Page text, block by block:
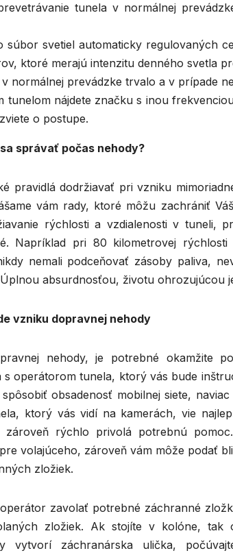
tunela v normálnej
súbor svetiel automaticky regulovaných
ktoré merajú intenzitu denného svetla
normálnej prevádzke trvalo a v prípade
tunelom nájdete značku s inou
o postupe.
správať počas nehody?
pravidlá dodržiavať pri vzniku
vám rady, ktoré môžu zachrániť
rýchlosti a vzdialenosti v tuneli,
Napríklad pri 80 kilometrovej
nemali podceňovať zásoby paliva,
absurdnosťou, životu ohrozujúcou
vzniku dopravnej nehody
nehody, je potrebné okamžite
s operátorom tunela, ktorý vás bude
obsadenosť mobilnej siete,
ktorý vás vidí na kamerách, vie
rýchlo privolá potrebnú
volajúceho, zároveň vám môže podať
zložiek.
zavolať potrebné záchranné
zložiek. Ak stojíte v kolóne, tak
vytvorí záchranárska ulička,